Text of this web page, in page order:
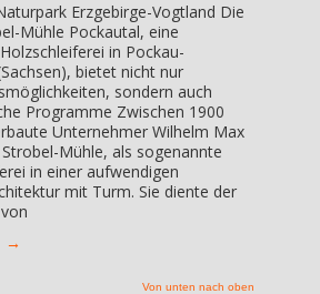
Erzgebirge-Vogtland Die
Mühle Pockautal, eine
in Pockau-
bietet nicht nur
sondern auch
Programme Zwischen 1900
Unternehmer Wilhelm Max
Mühle, als sogenannte
in einer aufwendigen
mit Turm. Sie diente der
→
Von unten nach oben